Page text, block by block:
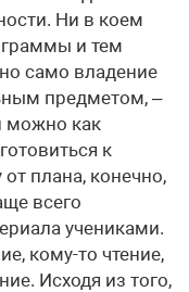
Ни в коем
и тем
само владение
предметом, –
можно как
к
от плана, конечно,
всего
учениками.
кому-то чтение,
Исходя из того,